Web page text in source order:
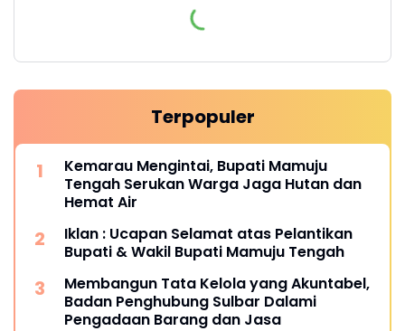
Terpopuler
Kemarau Mengintai, Bupati Mamuju
Tengah Serukan Warga Jaga Hutan dan
Hemat Air
Iklan : Ucapan Selamat atas Pelantikan
Bupati & Wakil Bupati Mamuju Tengah
Membangun Tata Kelola yang Akuntabel,
Badan Penghubung Sulbar Dalami
Pengadaan Barang dan Jasa